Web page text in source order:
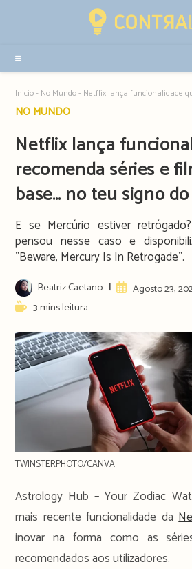
sidebar
Início- No Mundo- Netflix lança funcionalidade
Post
NO MUNDO
Netflix lança
recomenda séries e
base… no teu signo
E se Mercúrio estiver
pensou nesse caso e
"Beware, Mercury Is In Retrogade".
Post
author:
Beatriz Caetano
ArtigoAgosto 23,
Reading3 mins leitura
TWINSTERPHOTO/CANVA
Astrology Hub – Your Zodiac
mais recente funcionalidade da
inovar na forma como as
recomendados aos utilizadores.